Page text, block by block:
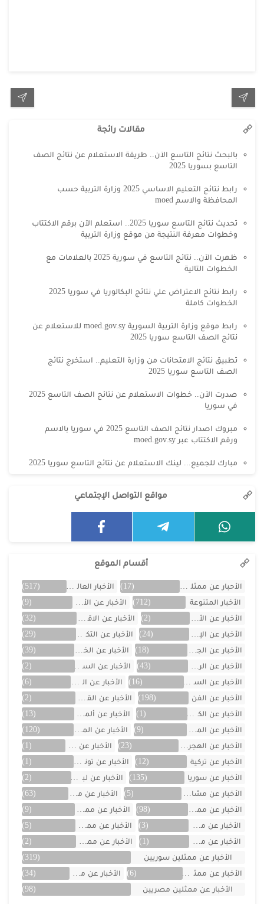
مقالات رائجة
بالبحث نتائج التاسع الآن.. طريقة الاستعلام عن نتائج الصف
التاسع بسوريا 2025
رابط نتائج التعليم الاساسي 2025 وزارة التربية حسب
المحافظة والاسم moed
تحديث نتائج التاسع سوريا 2025.. استعلم الآن برقم الاكتتاب
وخطوات معرفة النتيجة من موقع وزارة التربية
ظهرت الآن.. نتائج التاسع في سورية 2025 بالعلامات مع
الخطوات التالية
رابط نتائج الاعتراض علي نتائج البكالوريا في سوريا 2025
الخطوات كاملة
رابط موقع وزارة التربية السورية moed.gov.sy للاستعلام عن
نتائج الصف التاسع سوريا 2025
تطبيق نتائج الامتحانات من وزارة التعليم.. استخرج نتائج
الصف التاسع سوريا 2025
صدرت الآن.. خطوات الاستعلام عن نتائج الصف التاسع 2025
في سوريا
مبروك اصدار نتائج الصف التاسع 2025 في سوريا بالاسم
ورقم الاكتتاب عبر moed.gov.sy
مبارك للجميع... لينك الاستعلام عن نتائج التاسع سوريا 2025
مواقع التواصل الإجتماعي
أقسام الموقع
الأحبار عن ممثلين الخليج (17) الأخبار العالمية
(517)
الأخبار المتنوعة
(712) الأخبار عن الأردن
(9)
الأخبار عن الأفلام
(2) الأخبار عن الاقتصاد
(32)
الأخبار عن الإمارات
(24) الأخبار عن التكنولوجيا
(29)
الأخبار عن الجزائر
(18) الأخبار عن الخليج
(39)
الأخبار عن الرياضة
(43) الأخبار عن السعودية
(2)
الأخبار عن السيارات
(16) الأخبار عن العراق
(6)
الأخبار عن الفن
(198) الأخبار عن القصص
(2)
الأخبار عن الكويت
(1) الأخبار عن ألمانيا
(13)
الأخبار عن المسلسلات
(9) الأخبار عن المشاهير
(120)
الأخبار عن الهجرة والسفر
(23) الأخبار عن اليمن
(1)
الأخبار عن تركية
(12) الأخبار عن تونس
(1)
الأخبار عن سوريا
(135) الأخبار عن لبنان
(2)
الأخبار عن مشاهر الهند
(5) الأخبار عن مصر
(63)
الأخبار عن ممثلين اتراك
(98) الأخبار عن ممثلين الأجانب
(9)
الأخبار عن ممثلين الأردن
(3) الأخبار عن ممثلين المغرب
(5)
الأخبار عن ممثلين تونس
(1) الأخبار عن ممثلين جزائريين
(2)
الأخبار عن ممثلين سوريين
(319)
الأخبار عن ممثلين فلسطينين
(6) الأخبار عن ممثلين لبنان
(34)
الأخبار عن ممثلين مصريين
(98)